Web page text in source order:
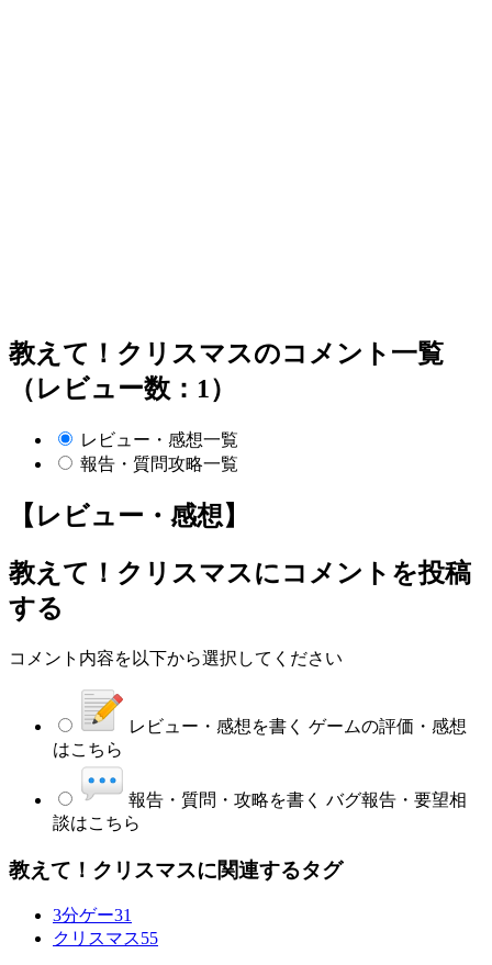
教えて！クリスマスのコメント一覧
（レビュー数：1）
レビュー・感想一覧
報告・質問攻略一覧
【レビュー・感想】
教えて！クリスマスにコメントを投稿
する
コメント内容を以下から選択してください
レビュー・感想を書く ゲームの評価・感想
はこちら
報告・質問・攻略を書く バグ報告・要望相
談はこちら
教えて！クリスマスに関連するタグ
3分ゲー31
クリスマス55